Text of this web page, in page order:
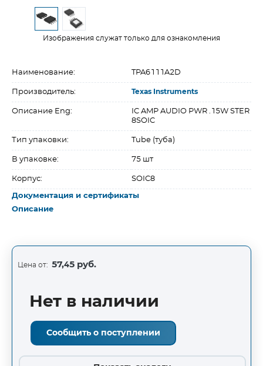
Изображения служат только для ознакомления
Наименование: TPA6111A2D
Производитель: Texas Instruments
Описание Eng:
IC AMP AUDIO PWR .15W STER
8SOIC
Тип упаковки: Tube (туба)
В упаковке: 75 шт
Корпус: SOIC8
Документация и сертификаты
Описание
Цена от: 57,45 руб.
Нет в наличии
Сообщить о поступлении